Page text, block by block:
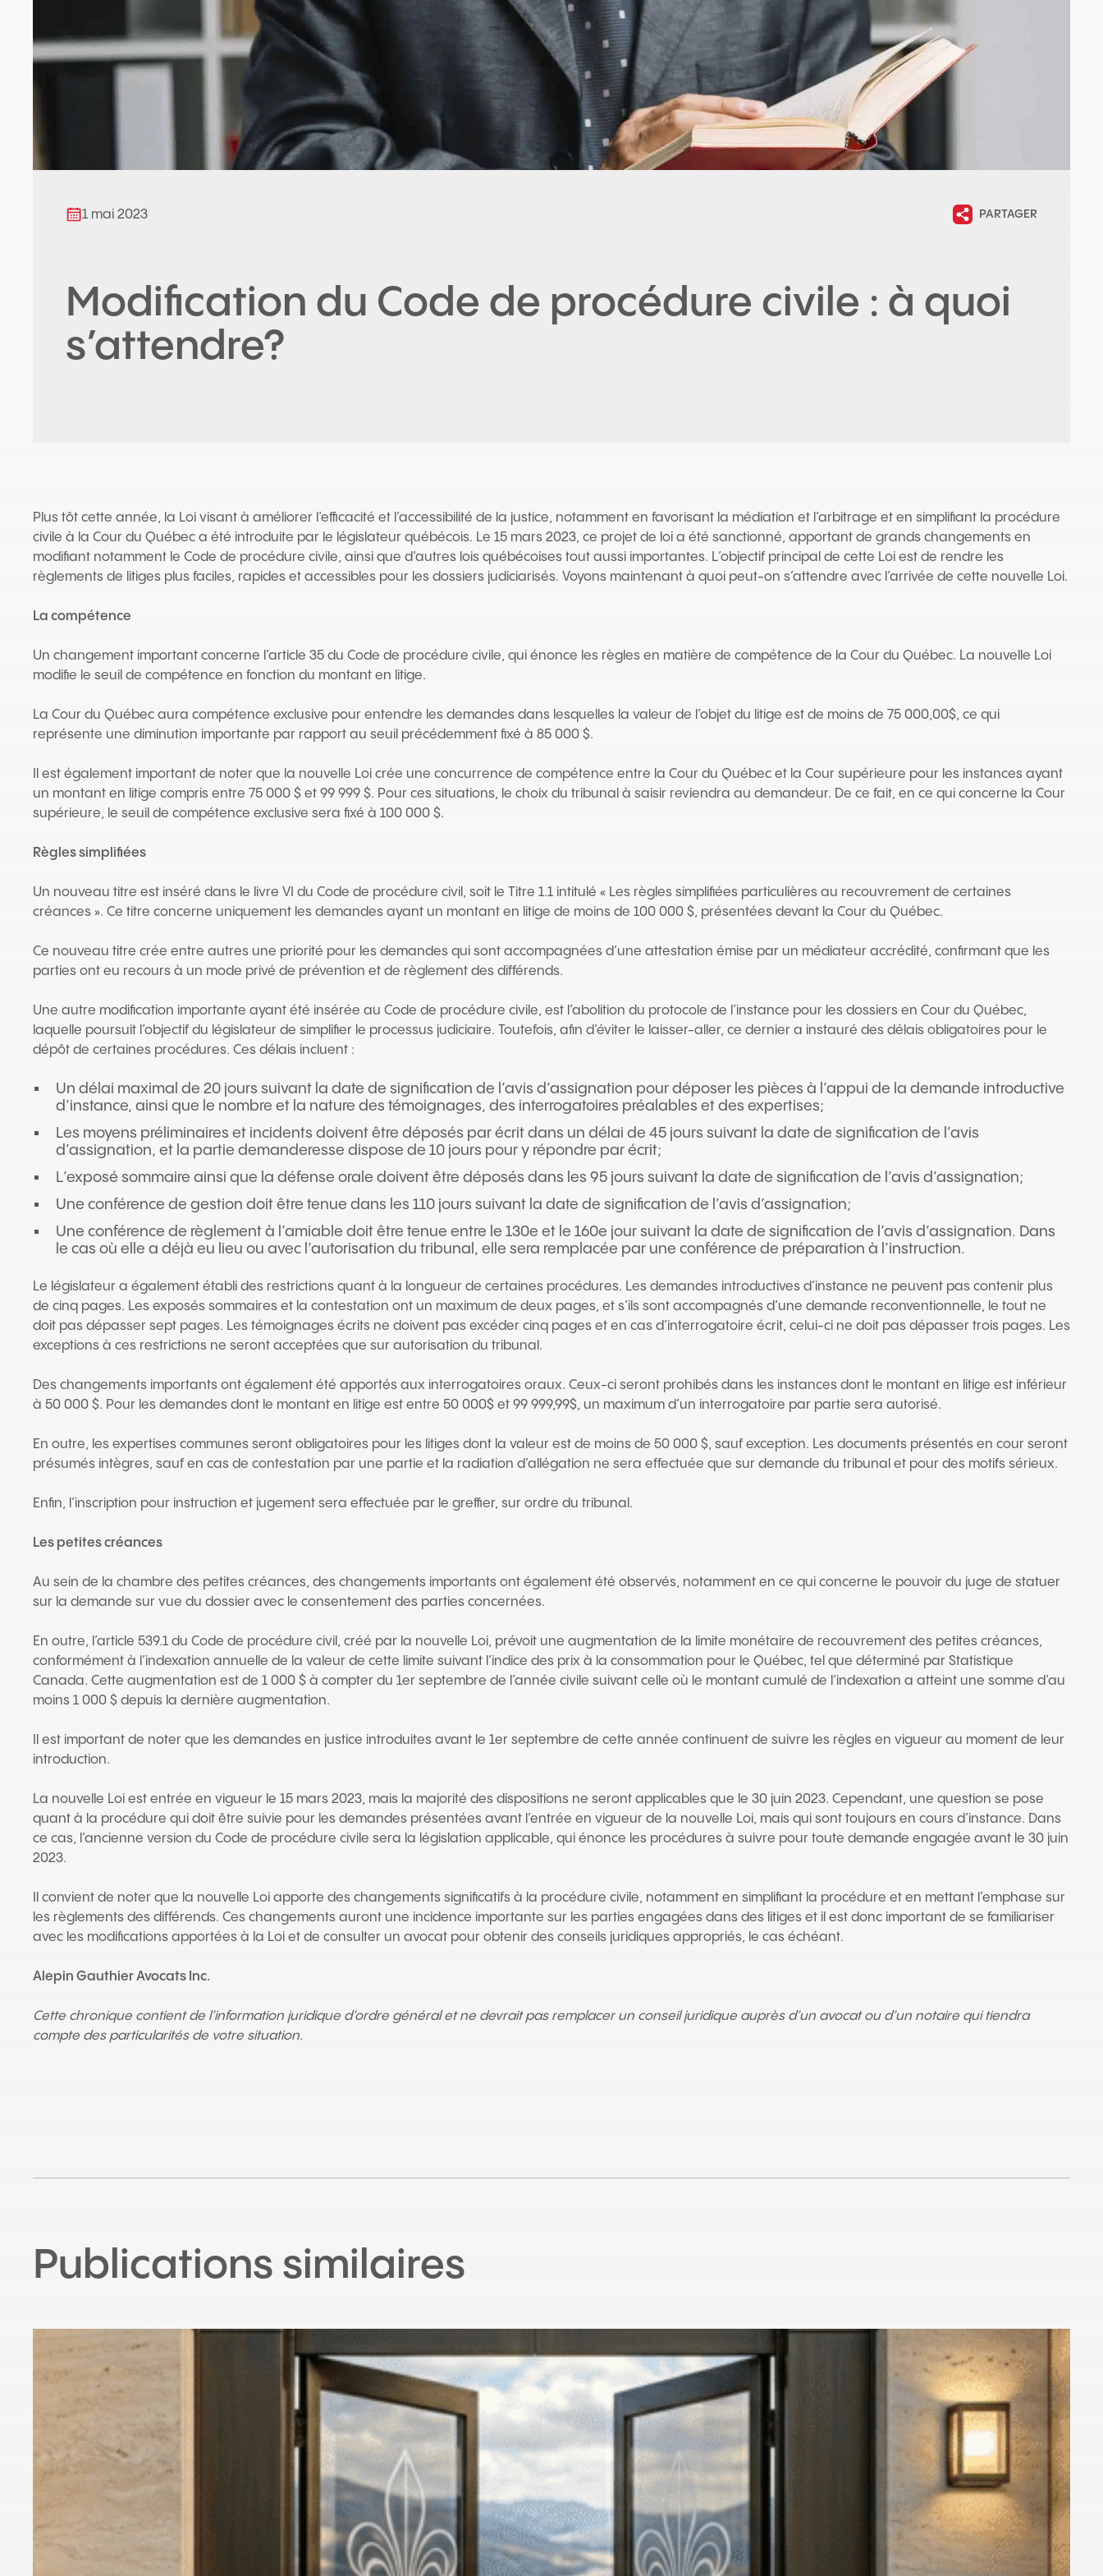
1 mai 2023 PARTAGER
Modification du Code de procédure civile : à quoi
s’attendre?
Plus tôt cette année, la Loi visant à améliorer l’efficacité et l’accessibilité de la justice, notamment en favorisant la médiation et l’arbitrage et en simplifiant la procédure
civile à la Cour du Québec a été introduite par le législateur québécois. Le 15 mars 2023, ce projet de loi a été sanctionné, apportant de grands changements en
modifiant notamment le Code de procédure civile, ainsi que d’autres lois québécoises tout aussi importantes. L’objectif principal de cette Loi est de rendre les
règlements de litiges plus faciles, rapides et accessibles pour les dossiers judiciarisés. Voyons maintenant à quoi peut-on s’attendre avec l’arrivée de cette nouvelle Loi.
La compétence
Un changement important concerne l’article 35 du Code de procédure civile, qui énonce les règles en matière de compétence de la Cour du Québec. La nouvelle Loi
modifie le seuil de compétence en fonction du montant en litige.
La Cour du Québec aura compétence exclusive pour entendre les demandes dans lesquelles la valeur de l’objet du litige est de moins de 75 000,00$, ce qui
représente une diminution importante par rapport au seuil précédemment fixé à 85 000 $.
Il est également important de noter que la nouvelle Loi crée une concurrence de compétence entre la Cour du Québec et la Cour supérieure pour les instances ayant
un montant en litige compris entre 75 000 $ et 99 999 $. Pour ces situations, le choix du tribunal à saisir reviendra au demandeur. De ce fait, en ce qui concerne la Cour
supérieure, le seuil de compétence exclusive sera fixé à 100 000 $.
Règles simplifiées
Un nouveau titre est inséré dans le livre VI du Code de procédure civil, soit le Titre 1.1 intitulé « Les règles simplifiées particulières au recouvrement de certaines
créances ». Ce titre concerne uniquement les demandes ayant un montant en litige de moins de 100 000 $, présentées devant la Cour du Québec.
Ce nouveau titre crée entre autres une priorité pour les demandes qui sont accompagnées d’une attestation émise par un médiateur accrédité, confirmant que les
parties ont eu recours à un mode privé de prévention et de règlement des différends.
Une autre modification importante ayant été insérée au Code de procédure civile, est l’abolition du protocole de l’instance pour les dossiers en Cour du Québec,
laquelle poursuit l’objectif du législateur de simplifier le processus judiciaire. Toutefois, afin d’éviter le laisser-aller, ce dernier a instauré des délais obligatoires pour le
dépôt de certaines procédures. Ces délais incluent :
Un délai maximal de 20 jours suivant la date de signification de l’avis d’assignation pour déposer les pièces à l’appui de la demande introductive
d’instance, ainsi que le nombre et la nature des témoignages, des interrogatoires préalables et des expertises;
Les moyens préliminaires et incidents doivent être déposés par écrit dans un délai de 45 jours suivant la date de signification de l’avis
d’assignation, et la partie demanderesse dispose de 10 jours pour y répondre par écrit;
L’exposé sommaire ainsi que la défense orale doivent être déposés dans les 95 jours suivant la date de signification de l’avis d’assignation;
Une conférence de gestion doit être tenue dans les 110 jours suivant la date de signification de l’avis d’assignation;
Une conférence de règlement à l’amiable doit être tenue entre le 130e et le 160e jour suivant la date de signification de l’avis d’assignation. Dans
le cas où elle a déjà eu lieu ou avec l’autorisation du tribunal, elle sera remplacée par une conférence de préparation à l’instruction.
Le législateur a également établi des restrictions quant à la longueur de certaines procédures. Les demandes introductives d’instance ne peuvent pas contenir plus
de cinq pages. Les exposés sommaires et la contestation ont un maximum de deux pages, et s’ils sont accompagnés d’une demande reconventionnelle, le tout ne
doit pas dépasser sept pages. Les témoignages écrits ne doivent pas excéder cinq pages et en cas d’interrogatoire écrit, celui-ci ne doit pas dépasser trois pages. Les
exceptions à ces restrictions ne seront acceptées que sur autorisation du tribunal.
Des changements importants ont également été apportés aux interrogatoires oraux. Ceux-ci seront prohibés dans les instances dont le montant en litige est inférieur
à 50 000 $. Pour les demandes dont le montant en litige est entre 50 000$ et 99 999,99$, un maximum d’un interrogatoire par partie sera autorisé.
En outre, les expertises communes seront obligatoires pour les litiges dont la valeur est de moins de 50 000 $, sauf exception. Les documents présentés en cour seront
présumés intègres, sauf en cas de contestation par une partie et la radiation d’allégation ne sera effectuée que sur demande du tribunal et pour des motifs sérieux.
Enfin, l’inscription pour instruction et jugement sera effectuée par le greffier, sur ordre du tribunal.
Les petites créances
Au sein de la chambre des petites créances, des changements importants ont également été observés, notamment en ce qui concerne le pouvoir du juge de statuer
sur la demande sur vue du dossier avec le consentement des parties concernées.
En outre, l’article 539.1 du Code de procédure civil, créé par la nouvelle Loi, prévoit une augmentation de la limite monétaire de recouvrement des petites créances,
conformément à l’indexation annuelle de la valeur de cette limite suivant l’indice des prix à la consommation pour le Québec, tel que déterminé par Statistique
Canada. Cette augmentation est de 1 000 $ à compter du 1er septembre de l’année civile suivant celle où le montant cumulé de l’indexation a atteint une somme d’au
moins 1 000 $ depuis la dernière augmentation.
Il est important de noter que les demandes en justice introduites avant le 1er septembre de cette année continuent de suivre les règles en vigueur au moment de leur
introduction.
La nouvelle Loi est entrée en vigueur le 15 mars 2023, mais la majorité des dispositions ne seront applicables que le 30 juin 2023. Cependant, une question se pose
quant à la procédure qui doit être suivie pour les demandes présentées avant l’entrée en vigueur de la nouvelle Loi, mais qui sont toujours en cours d’instance. Dans
ce cas, l’ancienne version du Code de procédure civile sera la législation applicable, qui énonce les procédures à suivre pour toute demande engagée avant le 30 juin
2023.
Il convient de noter que la nouvelle Loi apporte des changements significatifs à la procédure civile, notamment en simplifiant la procédure et en mettant l’emphase sur
les règlements des différends. Ces changements auront une incidence importante sur les parties engagées dans des litiges et il est donc important de se familiariser
avec les modifications apportées à la Loi et de consulter un avocat pour obtenir des conseils juridiques appropriés, le cas échéant.
Alepin Gauthier Avocats Inc.
Cette chronique contient de l’information juridique d’ordre général et ne devrait pas remplacer un conseil juridique auprès d’un avocat ou d’un notaire qui tiendra
compte des particularités de votre situation.
Publications similaires